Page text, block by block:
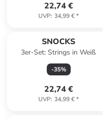
22,74 €
UVP: 34,99 €*
SNOCKS
3er-Set: Strings in Weiß
-35%
22,74 €
UVP: 34,99 €*